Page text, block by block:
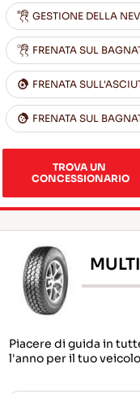
GESTIONE DELLA
FRENATA SUL
FRENATA
FRENATA SUL
TROVA UN
CONCESSIONARIO
Piacere di guida in
l'anno per il tuo